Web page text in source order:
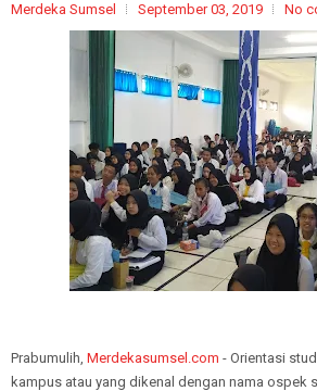
Merdeka Sumsel September 03, 2019 No
Prabumulih, Merdekasumsel.com - Orientasi
kampus atau yang dikenal dengan nama ospek